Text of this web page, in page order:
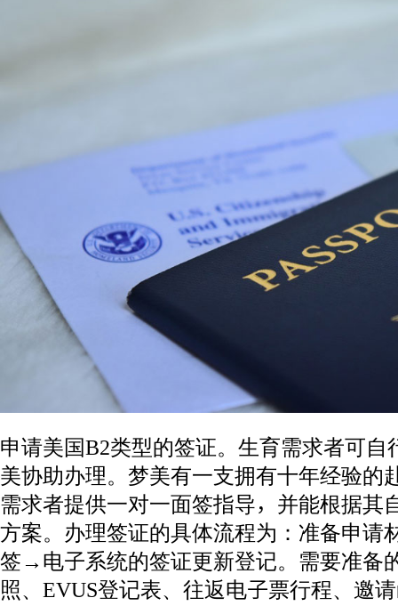
申请美国B2类型的签证。生育需求者可自
美协助办理。梦美有一支拥有十年经验的
需求者提供一对一面签指导，并能根据其
方案。办理签证的具体流程为：准备申
签→电子系统的签证更新登记。需要准备
照、EVUS登记表、往返电子票行程、邀